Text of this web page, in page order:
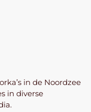
in de Noordzee
in diverse